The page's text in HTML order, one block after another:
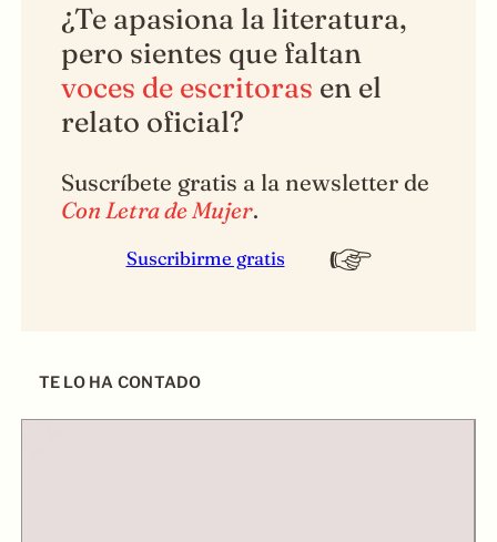
¿Te apasiona la literatura,
pero sientes que faltan
voces de escritoras en el
relato oficial?
Suscríbete gratis a la newsletter de
Con Letra de Mujer.
Suscribirme gratis
TE LO HA CONTADO